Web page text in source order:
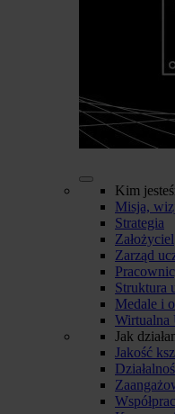
Kim
Misja,
Strategia
Założyciel
Zarząd
Struktura
Medale i
Wirtualna
Jak
Jakość